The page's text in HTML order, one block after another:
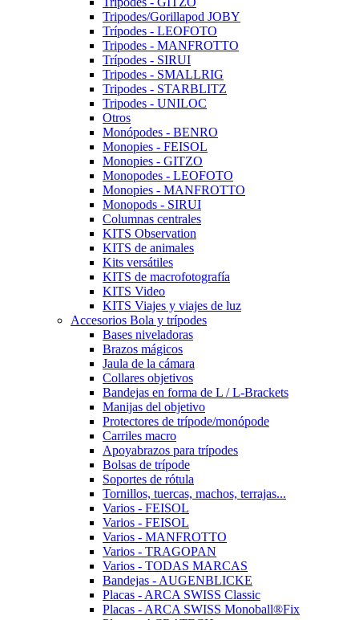
Tripodes/Gorillapod JOBY
Trípodes - LEOFOTO
Tripodes - MANFROTTO
Trípodes - SIRUI
Tripodes - SMALLRIG
Tripodes - STARBLITZ
Tripodes - UNILOC
Otros
Monópodes - BENRO
Monopies - FEISOL
Monopies - GITZO
Monopodes - LEOFOTO
Monopies - MANFROTTO
Monopods - SIRUI
Columnas centrales
KITS Observation
KITS de animales
Kits versátiles
KITS de macrofotografía
KITS Video
KITS Viajes y viajes de luz
Accesorios Bola y trípodes
Bases niveladoras
Brazos mágicos
Jaula de la cámara
Collares objetivos
Bandejas en forma de L / L-Brackets
Manijas del objetivo
Protectores de trípode/monópode
Carriles macro
Apoyabrazos para trípodes
Bolsas de trípode
Soportes de rótula
Tornillos, tuercas, machos, terrajas...
Varios - FEISOL
Varios - FEISOL
Varios - MANFROTTO
Varios - TRAGOPAN
Varios - TODAS MARCAS
Bandejas - AUGENBLICKE
Placas - ARCA SWISS Classic
Placas - ARCA SWISS Monoball®Fix